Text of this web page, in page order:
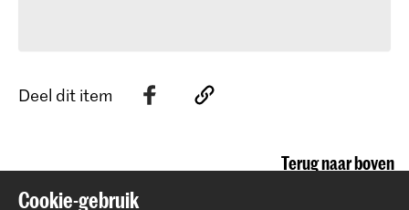
Deel dit item
Terug naar boven
Cookie-gebruik